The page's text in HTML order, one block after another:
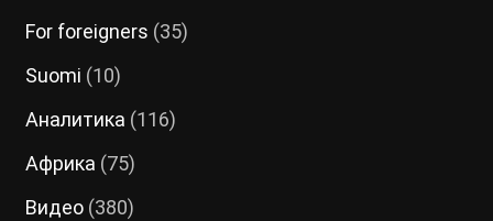
For foreigners (35)
Suomi (10)
Аналитика (116)
Африка (75)
Видео(380)